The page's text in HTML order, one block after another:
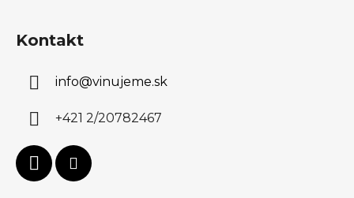
Kontakt
info@vinujeme.sk
+421 2/20782467